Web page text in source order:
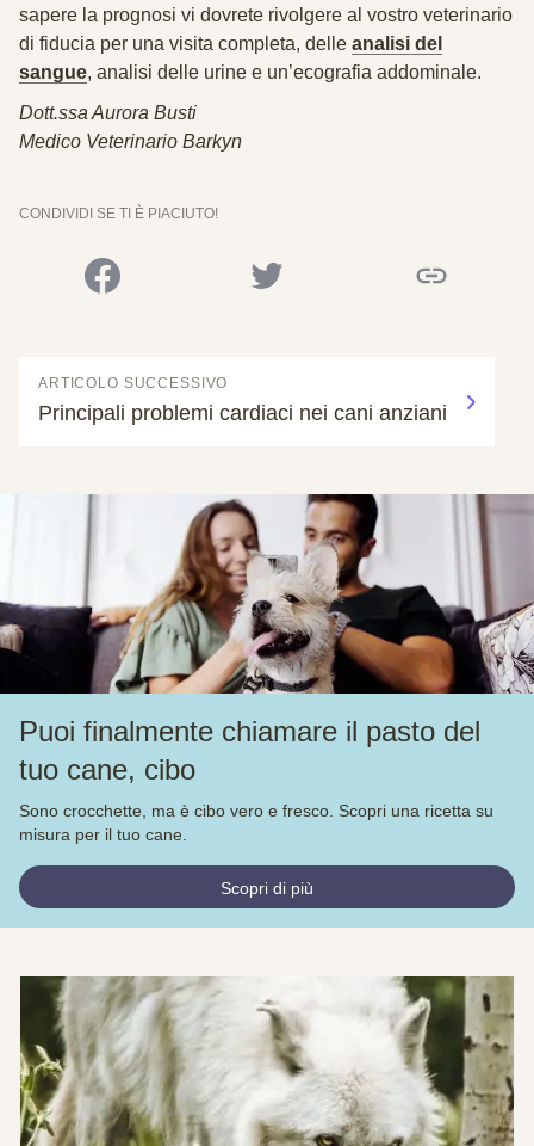
sapere la prognosi vi dovrete rivolgere al vostro veterinario
di fiducia per una visita completa, delle analisi del
sangue, analisi delle urine e un’ecografia addominale.
Dott.ssa Aurora Busti
Medico Veterinario Barkyn
CONDIVIDI SE TI È PIACIUTO!
ARTICOLO SUCCESSIVO
Principali problemi cardiaci nei cani anziani
Puoi finalmente chiamare il pasto del
tuo cane, cibo
Sono crocchette, ma è cibo vero e fresco. Scopri una ricetta su
misura per il tuo cane.
Scopri di più